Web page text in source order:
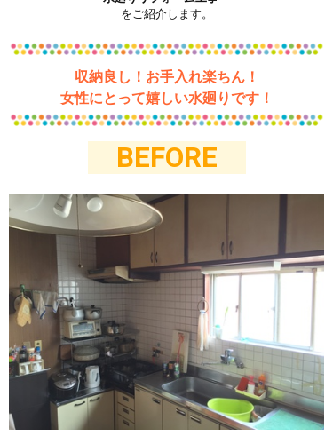
をご紹介します。
収納良し！お手入れ楽ちん！
女性にとって嬉しい水廻りです！
BEFORE